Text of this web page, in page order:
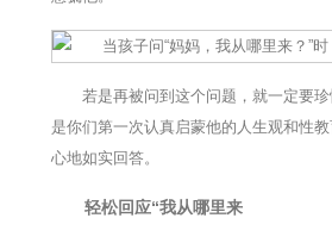
若是再被问到这个问题，就一定要
是你们第一次认真启蒙他的人生观和性
心地如实回答。
轻松回应“我从哪里来